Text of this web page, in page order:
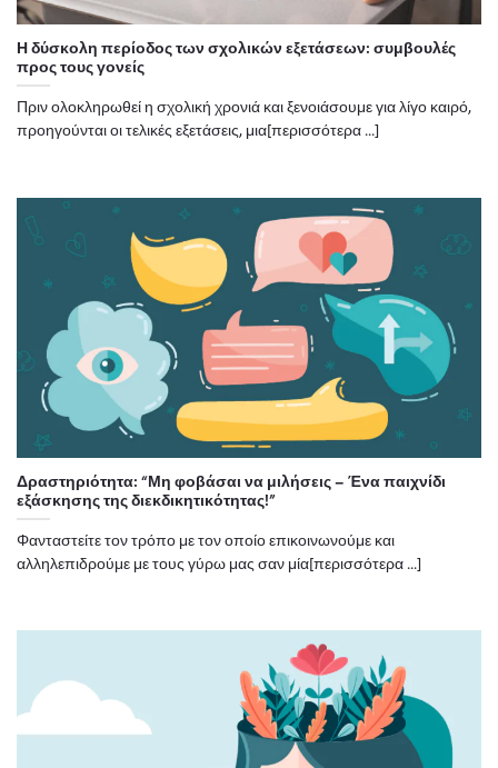
Η δύσκολη περίοδος των σχολικών εξετάσεων: συμβουλές
προς τους γονείς
Πριν ολοκληρωθεί η σχολική χρονιά και ξενοιάσουμε για λίγο καιρό,
προηγούνται οι τελικές εξετάσεις, μια[περισσότερα ...]
Δραστηριότητα: “Μη φοβάσαι να μιλήσεις – Ένα παιχνίδι
εξάσκησης της διεκδικητικότητας!”
Φανταστείτε τον τρόπο με τον οποίο επικοινωνούμε και
αλληλεπιδρούμε με τους γύρω μας σαν μία[περισσότερα ...]